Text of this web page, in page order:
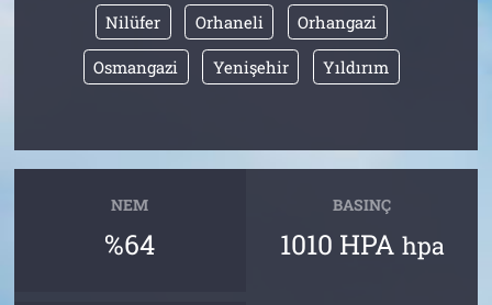
Nilüfer Orhaneli Orhangazi
Osmangazi Yenişehir Yıldırım
NEM
%64
BASINÇ
1010 HPA hpa